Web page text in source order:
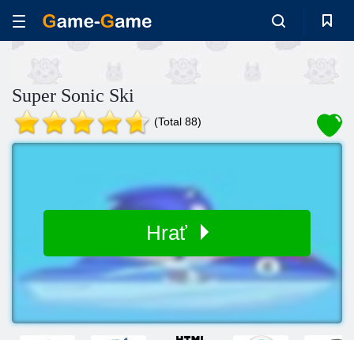
Super Sonic Ski
(Total 88)
Hrať